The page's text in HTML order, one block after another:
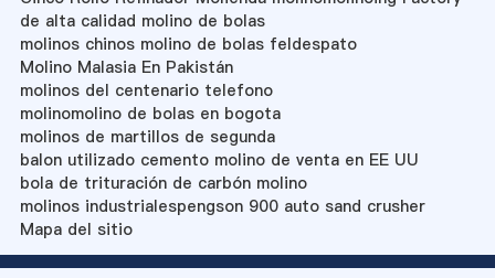
de alta calidad molino de bolas
molinos chinos molino de bolas feldespato
Molino Malasia En Pakistán
molinos del centenario telefono
molinomolino de bolas en bogota
molinos de martillos de segunda
balon utilizado cemento molino de venta en EE UU
bola de trituración de carbón molino
molinos industrialespengson 900 auto sand crusher
Mapa del sitio